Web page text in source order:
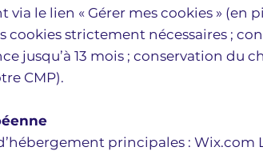
le lien « Gérer mes cookies » (en
cookies strictement nécessaires ;
jusqu’à 13 mois ; conservation du
CMP).
principales : Wix.com